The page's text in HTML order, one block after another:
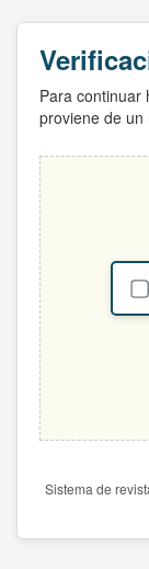
Para continuar
proviene de
Sistema de